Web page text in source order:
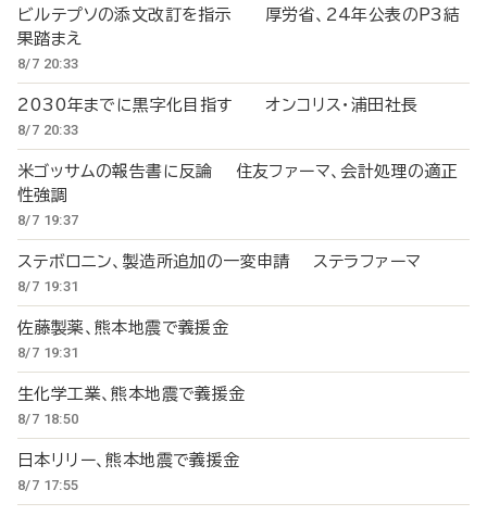
ビルテプソの添文改訂を指示 厚労省、24年公表のP3結
果踏まえ
8/7 20:33
2030年までに黒字化目指す オンコリス・浦田社長
8/7 20:33
米ゴッサムの報告書に反論 住友ファーマ、会計処理の適正
性強調
8/7 19:37
ステボロニン、製造所追加の一変申請 ステラファーマ
8/7 19:31
佐藤製薬、熊本地震で義援金
8/7 19:31
生化学工業、熊本地震で義援金
8/7 18:50
日本リリー、熊本地震で義援金
8/7 17:55